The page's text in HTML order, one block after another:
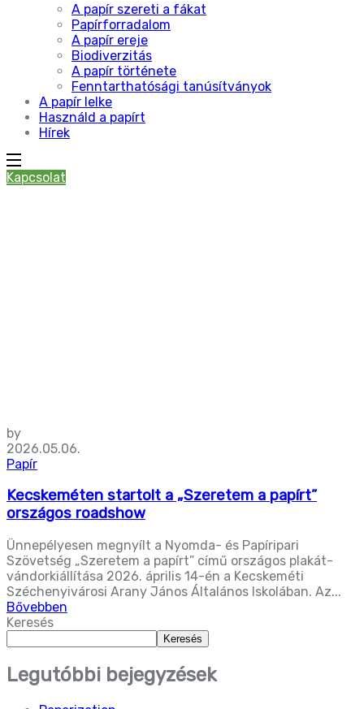
A papír szereti a fákat
Papírforradalom
A papír ereje
Biodiverzitás
A papír története
Fenntarthatósági tanúsítványok
A papír lelke
Használd a papírt
Hírek
Kapcsolat
by
2026.05.06.
Papír
Kecskeméten startolt a „Szeretem a papírt”
országos roadshow
Ünnepélyesen megnyílt a Nyomda- és Papíripari
Szövetség „Szeretem a papírt” című országos plakát-
vándorkiállítása 2026. április 14-én a Kecskeméti
Széchenyivárosi Arany János Általános Iskolában. Az...
Bővebben
Keresés
Keresés
Legutóbbi bejegyzések